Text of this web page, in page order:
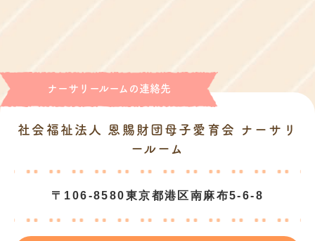
ナーサリールームの連絡先
社会福祉法人 恩賜財団母子愛育会 ナーサリ
ールーム
〒106-8580東京都港区南麻布5-6-8